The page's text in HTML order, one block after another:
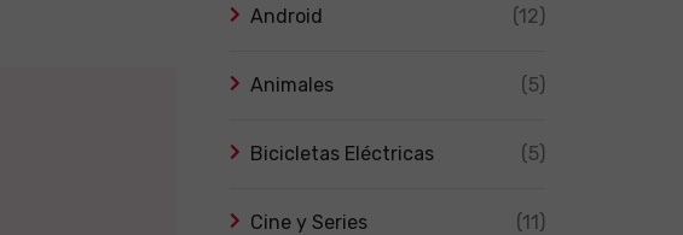
Android (12)
Animales (5)
Bicicletas Eléctricas (5)
Cine y Series (11)